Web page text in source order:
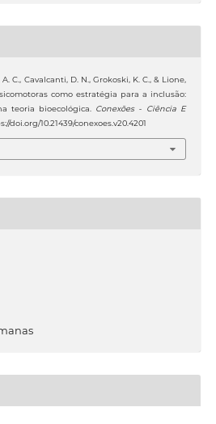
C., Cavalcanti, D. N., Grokoski, K. C., & Lione,
como estratégia para a inclusão:
teoria bioecológica. Conexões - Ciência E
doi.org/10.21439/conexoes.v20.4201